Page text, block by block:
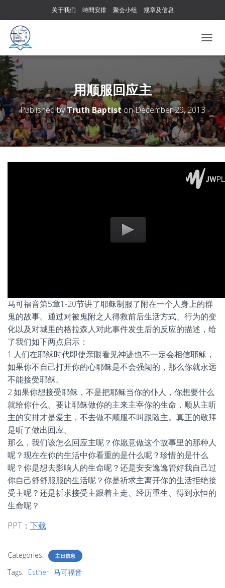
关于我们 時間安排 聚会小组 规章及信息
O
E
N
A
V
I
G
T
O
用顺服回应主
Published byTruth BaptistonDecember 29, 2013
马可福音第5章1-20节讲了耶稣制服了附在一个人身上的群
鬼的故事。通过对被鬼附之人得救前后生活方式、行为的变
化以及对城里的格拉森人对此事件发生后的反应的描述，给
了我们如下两点启示：
1.人们在耶稣时代即使亲眼看见神迹也不一定会相信耶稣，
如果你不自己打开你的心耶稣是不会强闯的，那么你就永远
不能接受耶稣。
2.如果你想接受耶稣，不是把耶稣当你的仆人，你想要什么
就给你什么。要让耶稣做你的主来主宰你的生命，顺从主听
主的安排才是爱主，不去做不顺服不叫跟随主。真正的敬拜
是听了做出回应。
那么，我们该怎么回应主呢？你愿意做这个故事里的那种人
呢？现在在你的生活中你看重的是什么呢？珍惜的是什么
呢？你是想去影响人的生命呢？还是安安逸逸管好我自己过
你自己舒舒服服的生活呢？你是祈求主离开你的生活拒绝接
受主呢？还是祈求接受主跟着主走、经历重生、得到永恒的
生命呢？
PPT： 下载
Categories: 主日信息
Tags: Esther 马可福音